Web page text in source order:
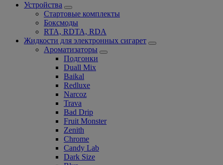
Устройства
Стартовые комплекты
Боксмоды
RTA, RDTA, RDA
Жидкости для электронных сигарет
Ароматизаторы
Подгонки
Duall Mix
Baikal
Redluxe
Narcoz
Trava
Bad Drip
Fruit Monster
Zenith
Chrome
Candy Lab
Dark Size